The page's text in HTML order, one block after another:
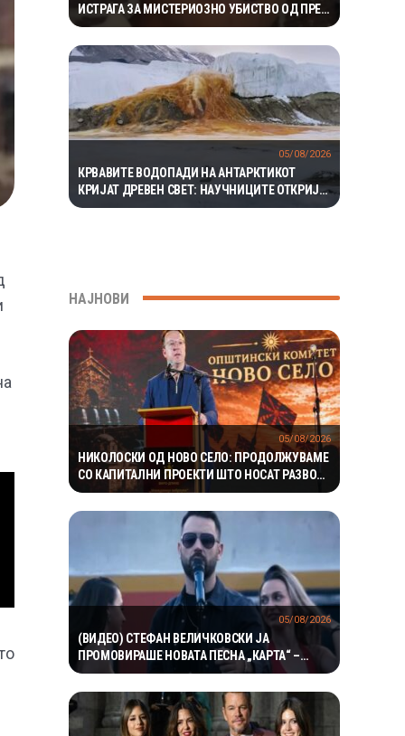
ИСТРАГА ЗА МИСТЕРИОЗНО УБИСТВО ОД ПРЕД
16 ГОДИНИ
КРВАВИТЕ ВОДОПАДИ НА АНТАРКТИКОТ
КРИЈАТ ДРЕВЕН СВЕТ: НАУЧНИЦИТЕ ОТКРИЈА
ЕКОСИСТЕМ ИЗОЛИРАН ПОВЕЌЕ ОД 1,5
05/08/2026
НАЈНОВИ
НИКОЛОСКИ ОД НОВО СЕЛО: ПРОДОЛЖУВАМЕ
СО КАПИТАЛНИ ПРОЕКТИ ШТО НОСАТ РАЗВОЈ
И ПОКВАЛИТЕТЕН ЖИВОТ ЗА ГРАЃАНИТЕ
05/08/2026
(ВИДЕО) СТЕФАН ВЕЛИЧКОВСКИ ЈА
ПРОМОВИРАШЕ НОВАТА ПЕСНА „КАРТА“ –
СОВРЕМЕН ЗВУК, СИЛНА ЕМОЦИЈА И
ВПЕЧАТЛИВ ВИДЕОСПОТ
05/08/2026